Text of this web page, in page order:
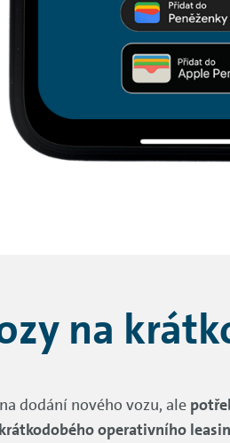
na
dodání nového vozu, ale
krátkodobého operativního